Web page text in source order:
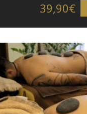
39,90€